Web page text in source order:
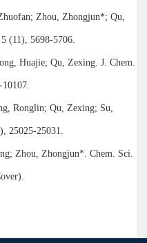
Zhou, Zhongjun*; Qu,
(11), 5698-5706.
Huajie; Qu, Zexing. J. Chem.
Ronglin; Qu, Zexing; Su,
25025-25031.
Zhou, Zhongjun*. Chem. Sci.